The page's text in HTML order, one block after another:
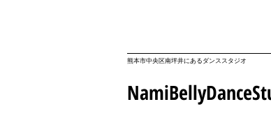
​熊本市中央区南坪井にあるダンススタジオ